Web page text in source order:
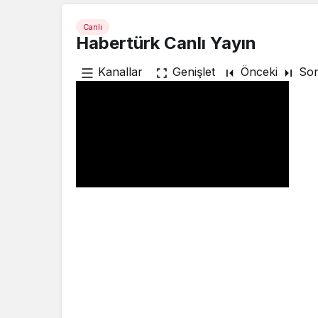
Canlı
Habertürk Canlı Yayın
Kanallar Genişlet Önceki